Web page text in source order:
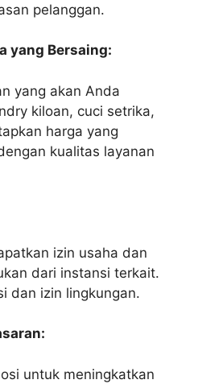
pelanggan.
yang Bersaing:
yang akan Anda
kiloan, cuci setrika,
harga yang
kualitas layanan
izin usaha dan
dari instansi terkait.
dan izin lingkungan.
untuk meningkatkan